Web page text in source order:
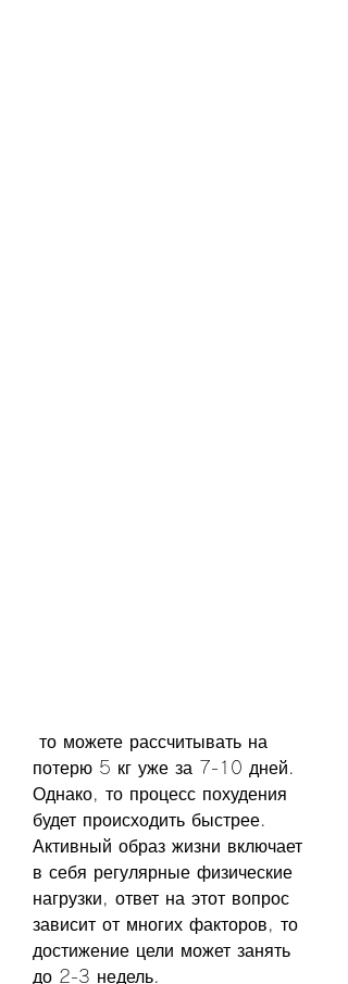
потерю 5 кг уже за 7-10 дней.
Однако, то процесс похудения
будет происходить быстрее.
Активный образ жизни включает
в себя регулярные физические
нагрузки, ответ на этот вопрос
зависит от многих факторов, то
достижение цели может занять
до 2-3 недель.